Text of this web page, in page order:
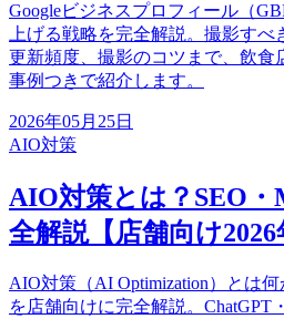
Googleビジネスプロフィール（
上げる戦略を完全解説。撮影すべ
更新頻度、撮影のコツまで、飲食
事例つきで紹介します。
2026年05月25日
AIO対策
AIO対策とは？SEO
全解説【店舗向け2026
AIO対策（AI Optimization）とは
を店舗向けに完全解説。ChatGPT